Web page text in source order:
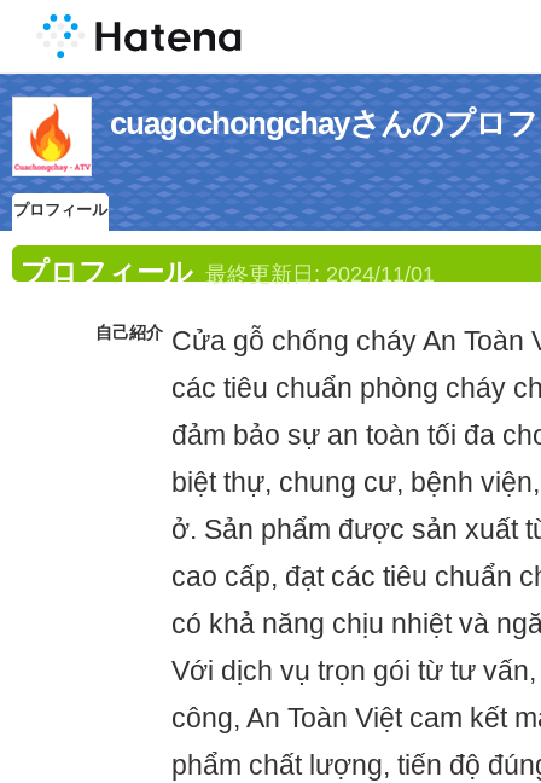
cuagochongchayさんのプロ
プロフィール
プロフィール 最終更新日: 2024/11/01
自己紹介 Cửa gỗ chống cháy An Toàn
các tiêu chuẩn phòng cháy
đảm bảo sự an toàn tối đa
biệt thự, chung cư, bệnh
ở. Sản phẩm được sản xuất
cao cấp, đạt các tiêu chuẩn
có khả năng chịu nhiệt và
Với dịch vụ trọn gói từ tư
công, An Toàn Việt cam kết
phẩm chất lượng, tiến độ